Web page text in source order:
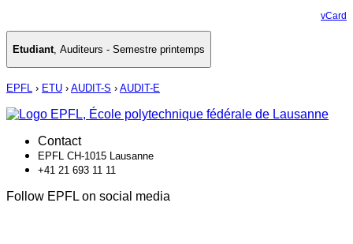
vCard
Etudiant, Auditeurs - Semestre printemps
EPFL › ETU › AUDIT-S › AUDIT-E
Contact
EPFL CH-1015 Lausanne
+41 21 693 11 11
Follow EPFL on social media